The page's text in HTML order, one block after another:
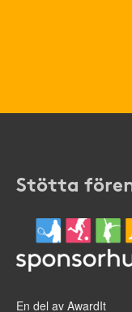
Stötta
En del av AwardIt